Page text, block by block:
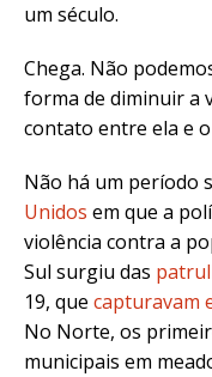
um século.
Chega. Não
forma de diminuir a
contato entre ela e
Não há um período
Unidos em que a
violência contra a
Sul surgiu das
19, que capturavam
No Norte, os
municipais em